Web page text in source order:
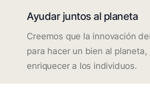
Ayudar juntos al planeta
Creemos que la innovación
para hacer un bien al planeta,
enriquecer a los individuos.